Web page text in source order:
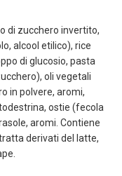
di zucchero invertito,
alcool etilico), rice
di glucosio, pasta
oli vegetali
in polvere, aromi,
ostie (fecola
aromi. Contiene
derivati del latte,